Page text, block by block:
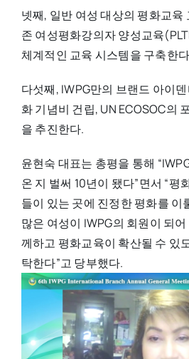
넷째, 일반 여성 대상의 평화교육
존 여성평화강의자 양성교육
체계적인 교육 시스템을 구축한
다섯째, IWPG만의 브랜드 아이
화 기념비 건립, UN ECOSOC의
을 추진한다.
윤현숙 대표는 총평을 통해
온 지 벌써 10년이 됐다”면서 “평
들이 있는 곳에 진정한 평화를 이
많은 여성이 IWPG의 회원이 되
께하고 평화교육이 확산될 수 있
탁한다”고 당부했다.